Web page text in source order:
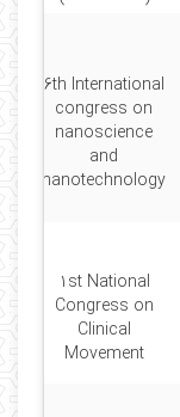
6th International
congress on
nanoscience
and
nanotechnology
1st National
Congress on
Clinical
Movement